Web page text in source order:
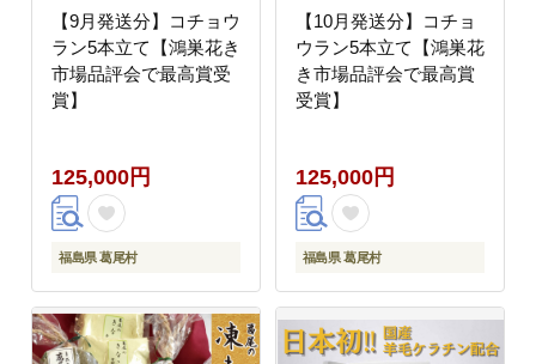
【9月発送分】コチョウ
ラン5本立て【鴻巣花き
市場品評会で最高賞受
賞】
125,000円
福島県 葛尾村
【10月発送分】コチョ
ウラン5本立て【鴻巣花
き市場品評会で最高賞
受賞】
125,000円
福島県 葛尾村